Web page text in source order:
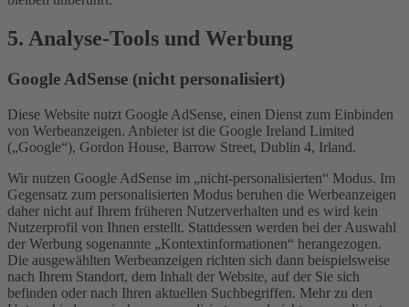
5. Analyse-Tools und Werbung
Google AdSense (nicht personalisiert)
Diese Website nutzt Google AdSense, einen Dienst zum Einbinden
von Werbeanzeigen. Anbieter ist die Google Ireland Limited
(„Google“), Gordon House, Barrow Street, Dublin 4, Irland.
Wir nutzen Google AdSense im „nicht-personalisierten“ Modus. Im
Gegensatz zum personalisierten Modus beruhen die Werbeanzeigen
daher nicht auf Ihrem früheren Nutzerverhalten und es wird kein
Nutzerprofil von Ihnen erstellt. Stattdessen werden bei der Auswahl
der Werbung sogenannte „Kontextinformationen“ herangezogen.
Die ausgewählten Werbeanzeigen richten sich dann beispielsweise
nach Ihrem Standort, dem Inhalt der Website, auf der Sie sich
befinden oder nach Ihren aktuellen Suchbegriffen. Mehr zu den